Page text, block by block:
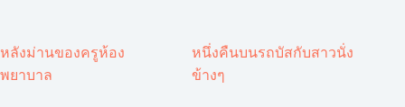
หลังม่านของครูห้อง
พยาบาล
หนึ่งคืนบนรถบัสกับสาวนั่ง
ข้างๆ